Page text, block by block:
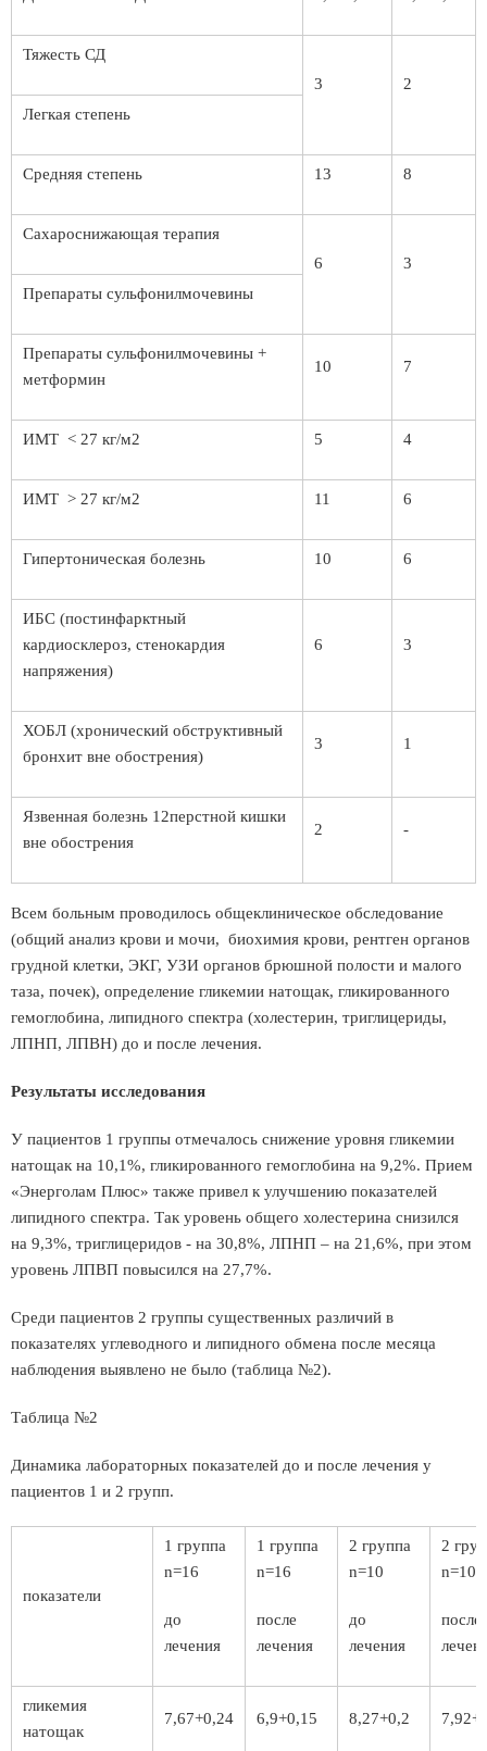
Тяжесть СД
3
2
Легкая степень
Средняя степень 13 8
Сахароснижающая терапия
6
3
Препараты сульфонилмочевины
Препараты сульфонилмочевины +
метформин
10 7
ИМТ < 27 кг/м2 5 4
ИМТ > 27 кг/м2 11 6
Гипертоническая болезнь 10 6
ИБС (постинфарктный
кардиосклероз, стенокардия
напряжения)
6 3
ХОБЛ (хронический обструктивный
бронхит вне обострения)
3 1
Язвенная болезнь 12перстной кишки
вне обострения
2 -
Всем больным проводилось общеклиническое обследование
(общий анализ крови и мочи, биохимия крови, рентген органов
грудной клетки, ЭКГ, УЗИ органов брюшной полости и малого
таза, почек), определение гликемии натощак, гликированного
гемоглобина, липидного спектра (холестерин, триглицериды,
ЛПНП, ЛПВН) до и после лечения.
Результаты исследования
У пациентов 1 группы отмечалось снижение уровня гликемии
натощак на 10,1%, гликированного гемоглобина на 9,2%. Прием
«Энерголам Плюс» также привел к улучшению показателей
липидного спектра. Так уровень общего холестерина снизился
на 9,3%, триглицеридов - на 30,8%, ЛПНП – на 21,6%, при этом
уровень ЛПВП повысился на 27,7%.
Среди пациентов 2 группы существенных различий в
показателях углеводного и липидного обмена после месяца
наблюдения выявлено не было (таблица №2).
Таблица №2
Динамика лабораторных показателей до и после лечения у
пациентов 1 и 2 групп.
показатели
1 группа
n=16
до
лечения
1 группа
n=16
после
лечения
2 группа
n=10
до
лечения
2
n=10
после
гликемия
натощак
7,67+0,24 6,9+0,15 8,27+0,2